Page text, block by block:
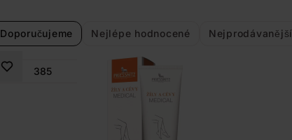
Doporučujeme Nejlépe hodnocené Nejprodávanější